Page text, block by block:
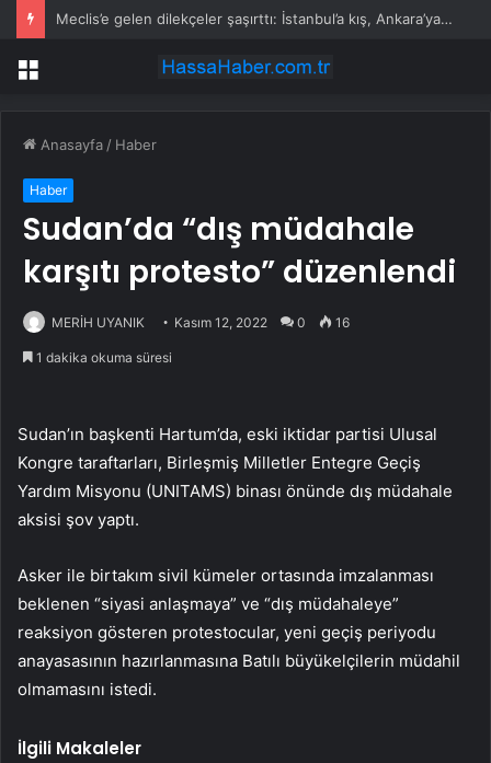
Meclis’e gelen dilekçeler şaşırttı: İstanbul’a kış, Ankara’ya yaz başkenti önerisi
Menü
Anasayfa / Haber
Haber
Sudan’da “dış müdahale
karşıtı protesto” düzenlendi
MERİH UYANIK Kasım 12, 2022 0 16
1 dakika okuma süresi
Sudan’ın başkenti Hartum’da, eski iktidar partisi Ulusal
Kongre taraftarları, Birleşmiş Milletler Entegre Geçiş
Yardım Misyonu (UNITAMS) binası önünde dış müdahale
aksisi şov yaptı.
Asker ile birtakım sivil kümeler ortasında imzalanması
beklenen “siyasi anlaşmaya” ve “dış müdahaleye”
reaksiyon gösteren protestocular, yeni geçiş periyodu
anayasasının hazırlanmasına Batılı büyükelçilerin müdahil
olmamasını istedi.
İlgili Makaleler